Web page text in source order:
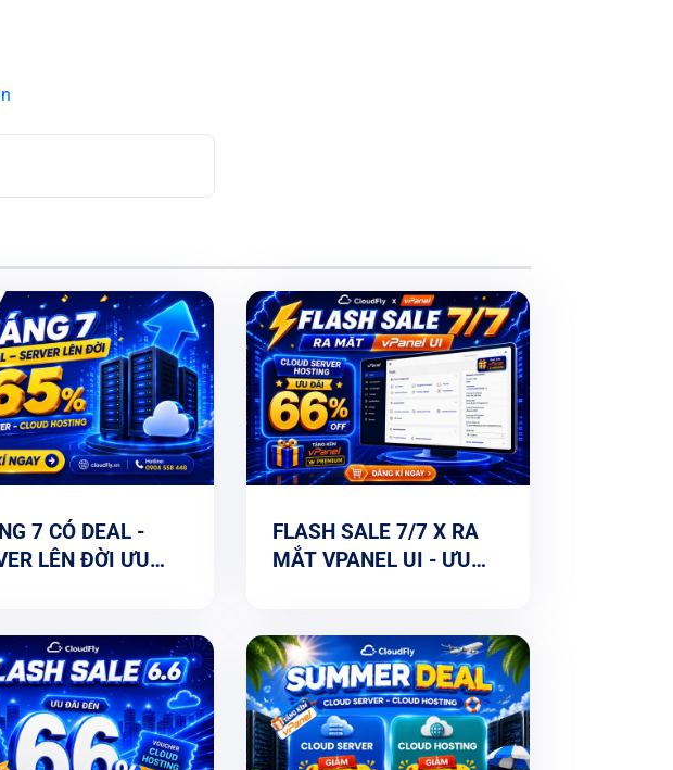
7 CÓ DEAL -
LÊN ĐỜI ƯU
FLASH SALE 7/7 X RA
MẮT VPANEL UI - ƯU